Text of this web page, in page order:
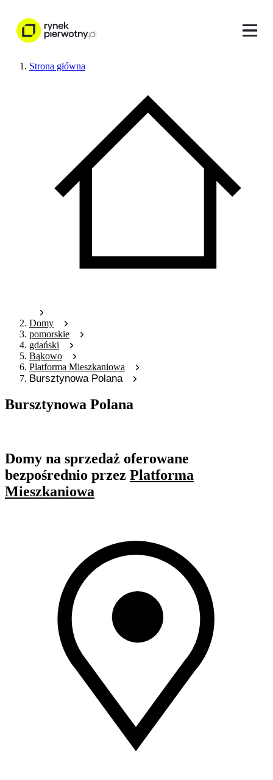
Strona główna
Domy
pomorskie
gdański
Bąkowo
Platforma Mieszkaniowa
Bursztynowa Polana
Bursztynowa Polana
Domy na sprzedaż oferowane
bezpośrednio przez Platforma
Mieszkaniowa